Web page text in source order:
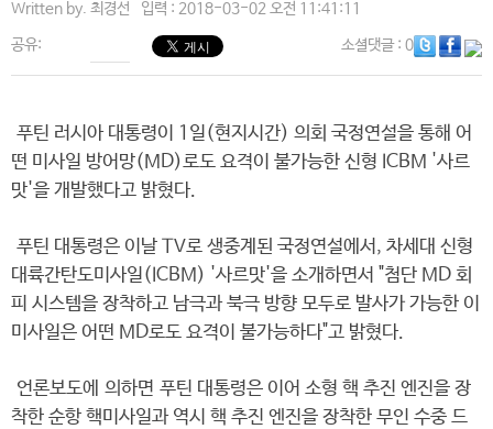
Written by. 최경선 입력 : 2018-03-02 오전 11:41:11
공유: 소셜댓글: 0
푸틴 러시아 대통령이 1일(현지시간) 의회 국정연설을 통해 어
떤 미사일 방어망(MD)로도 요격이 불가능한 신형 ICBM '사르
맛'을 개발했다고 밝혔다.
푸틴 대통령은 이날 TV로 생중계된 국정연설에서, 차세대 신형
대륙간탄도미사일(ICBM) '사르맛'을 소개하면서 "첨단 MD 회
피 시스템을 장착하고 남극과 북극 방향 모두로 발사가 가능한 이
미사일은 어떤 MD로도 요격이 불가능하다"고 밝혔다.
언론보도에 의하면 푸틴 대통령은 이어 소형 핵 추진 엔진을 장
착한 순항 핵미사일과 역시 핵 추진 엔진을 장착한 무인 수중 드